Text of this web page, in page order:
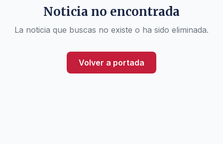
Noticia no encontrada
La noticia que buscas no existe o ha sido eliminada.
Volver a portada